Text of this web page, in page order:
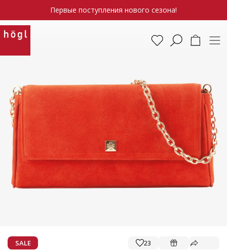
Первые поступления нового сезона!
SALE 23